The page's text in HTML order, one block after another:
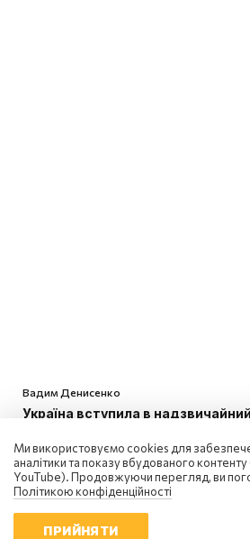
Вадим Денисенко
Україна вступила в надзвичайний
кризи
08:58 | 8.08.2026
Ми використовуємо cookies для
аналітики та показу вбудованого
YouTube). Продовжуючи перегляд, ви
Політикою конфіденційності
ПРИЙНЯТИ